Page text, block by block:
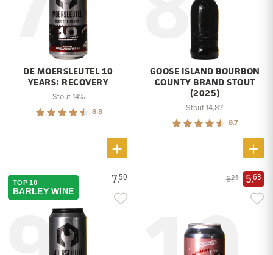
DE MOERSLEUTEL 10
YEARS: RECOVERY
Stout 14%
8.8
GOOSE ISLAND BOURBON
COUNTY BRAND STOUT
(2025)
Stout 14,8%
8.7
7.50
TOP 10
BARLEY WINE
6.25 5.63